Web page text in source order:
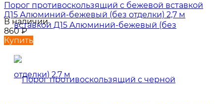
Порог противоскользящий с бежевой вставкой
Д15 Алюминий-бежевый (без отделки) 2,7 м
В наличии
860₽
Купить